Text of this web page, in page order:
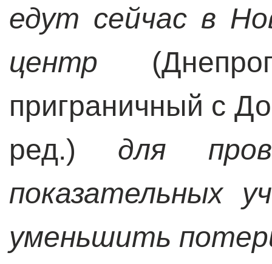
едут сейчас в
центр
приграничный с
ред.) для
показательных
уменьшить